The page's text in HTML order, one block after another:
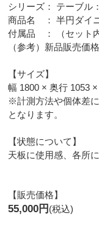
シリーズ： テーブル
商品名 ： 半円ダイ
付属品 ： （セット
（参考）新品販売価
【サイズ】
幅 1800 × 奥行 1053
※計測方法や個体差
となります。
【状態について】
天板に使用感、各所
【販売価格】
55,000円(税込)